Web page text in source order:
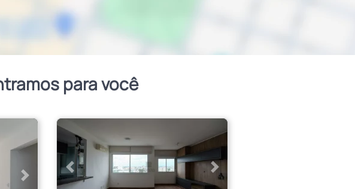
para você
Próximo
Anterior Próximo